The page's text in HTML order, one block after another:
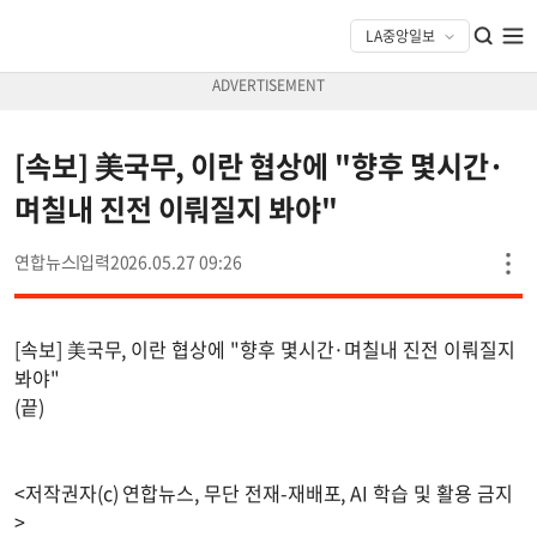
[속보] 美국무, 이란 협상에 "향후 몇시간·
며칠내 진전 이뤄질지 봐야"
연합뉴스 2026.05.27 09:26
[속보] 美국무, 이란 협상에 "향후 몇시간·며칠내 진전 이뤄질지
봐야"
(끝)
<저작권자(c) 연합뉴스, 무단 전재-재배포, AI 학습 및 활용 금지
>